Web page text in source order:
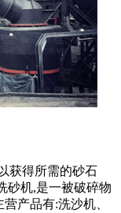
获得所需的砂石
砂机,是一被破碎物
产品有:洗沙机、